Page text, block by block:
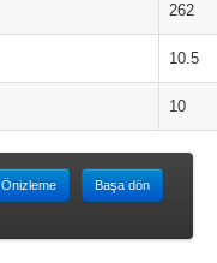
262
10.5
10
Başa dön
Önizleme